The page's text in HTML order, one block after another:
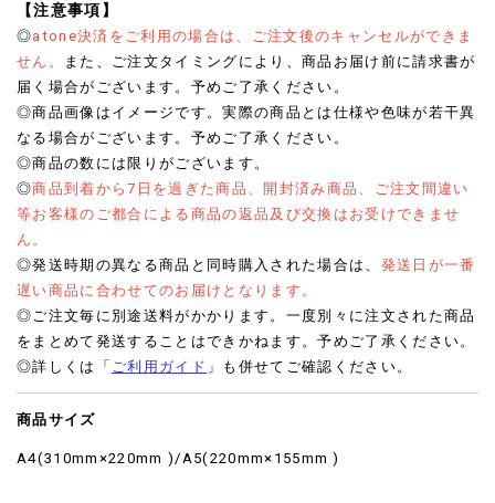
【注意事項】
◎atone決済をご利用の場合は、ご注文後のキャンセルができま
せん。
また、ご注文タイミングにより、商品お届け前に請求書が
届く場合がございます。予めご了承ください。
◎商品画像はイメージです。実際の商品とは仕様や色味が若干異
なる場合がございます。予めご了承ください。
◎商品の数には限りがございます。
◎商品到着から7日を過ぎた商品、開封済み商品、ご注文間違い
等お客様のご都合による商品の返品及び交換はお受けできませ
ん。
◎発送時期の異なる商品と同時購入された場合は、 発送日が一番
遅い商品に合わせてのお届けとなります。
◎ご注文毎に別途送料がかかります。一度別々に注文された商品
をまとめて発送することはできかねます。予めご了承ください。
◎詳しくは「 ご利用ガイド 」も併せてご確認ください。
商品サイズ
A4(310mm×220mm )/A5(220mm×155mm )